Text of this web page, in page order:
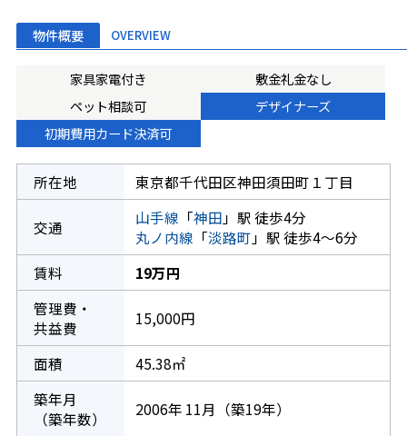
物件概要 OVERVIEW
家具家電付き
敷金礼金なし
ペット相談可
デザイナーズ
初期費用カード決済可
所在地 東京都千代田区神田須田町１丁目
交通 山手線 「神田 」駅 徒歩4分
丸ノ内線 「淡路町 」駅 徒歩4～6分
賃料
19万円
管理費・
共益費
15,000円
面積
45.38㎡
築年月
（築年数）
2006年 11月（築19年）